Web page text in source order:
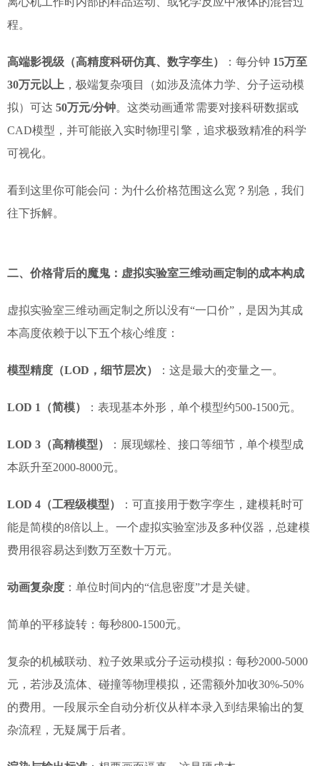
程。
高端影视级（高精度科研仿真、数字孪生） ：每分钟 15万至
30万元以上 ，极端复杂项目（如涉及流体力学、分子运动模
拟）可达 50万元/分钟。这类动画通常需要对接科研数据或
CAD模型，并可能嵌入实时物理引擎，追求极致精准的科学
可视化。
看到这里你可能会问：为什么价格范围这么宽？别急，我们
往下拆解。
二、价格背后的魔鬼：虚拟实验室三维动画定制的成本构成
虚拟实验室三维动画定制之所以没有“一口价”，是因为其成
本高度依赖于以下五个核心维度：
模型精度（LOD，细节层次） ：这是最大的变量之一。
LOD 1（简模） ：表现基本外形，单个模型约500-1500元。
LOD 3（高精模型）
：展现螺栓、接口等细节，单个模型成
本跃升至2000-8000元。
LOD 4（工程级模型）
：可直接用于数字孪生，建模耗时可
能是简模的8倍以上。一个虚拟实验室涉及多种仪器，总建模
费用很容易达到数万至数十万元。
动画复杂度 ：单位时间内的“信息密度”才是关键。
简单的平移旋转：每秒800-1500元。
复杂的机械联动、粒子效果或分子运动模拟：每秒2000-5000
元，若涉及流体、碰撞等物理模拟，还需额外加收30%-50%
的费用。一段展示全自动分析仪从样本录入到结果输出的复
杂流程，无疑属于后者。